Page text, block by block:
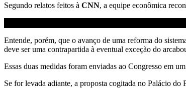
Segundo relatos feitos à CNN, a equipe econômica
Entende, porém, que o avanço de uma reforma do
deve ser uma contrapartida à eventual exceção do
Essas duas medidas foram enviadas ao Congresso em
Se for levada adiante, a proposta cogitada no Palácio do